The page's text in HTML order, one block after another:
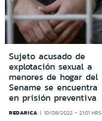
Sujeto acusado de
explotación sexual a
menores de hogar del
Sename se encuentra
en prisión preventiva
REDARICA 10/08/2022 - 21:01 HRS